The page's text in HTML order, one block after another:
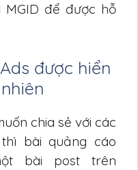
để được hỗ
được hiển
chia sẻ với các
bài quảng cáo
bài post trên